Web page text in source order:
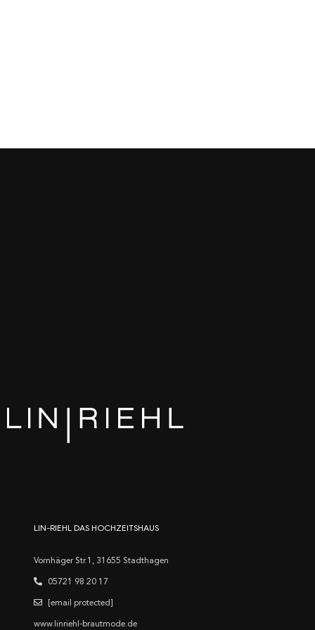
LIN-RIEHL DAS HOCHZEITSHAUS
Vornhäger Str.1, 31655 Stadthagen
05721 98 20 17
[email protected]
www.linriehl-brautmode.de